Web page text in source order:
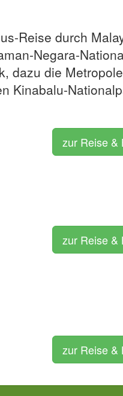
Reise durch
Negara-
dazu die Metropole
Kinabalu-
zur Reise &
zur Reise &
zur Reise &